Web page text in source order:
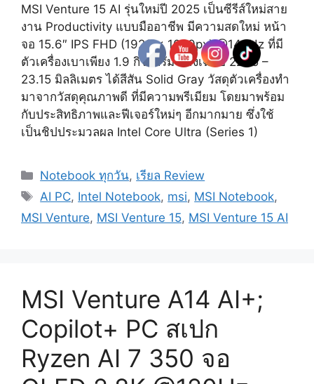
MSI Venture 15 AI รุ่นใหม่ปี 2025 เป็นซีรีส์ใหม่สาย
งาน Productivity แบบมืออาชีพ มีความสดใหม่ หน้า
จอ 15.6″ IPS FHD (1920 x 1080px) @144Hz ที่มี
ตัวเครื่องเบาเพียง 1.9 กิโลกรัม บางเฉียบ 22.15 –
23.15 มิลลิเมตร ได้สีสัน Solid Gray วัสดุตัวเครื่องทำ
มาจากวัสดุคุณภาพดี ที่มีความพรีเมียม โดยมาพร้อม
กับประสิทธิภาพและฟีเจอร์ใหม่ๆ อีกมากมาย ซึ่งใช้
เป็นชิปประมวลผล Intel Core Ultra (Series 1)
Categories
Notebook ทุกวัน, เรียล Review
Tags
AI PC, Intel Notebook, msi, MSI Notebook,
MSI Venture, MSI Venture 15, MSI Venture 15 AI
MSI Venture A14 AI+;
Copilot+ PC สเปก
Ryzen AI 7 350 จอ